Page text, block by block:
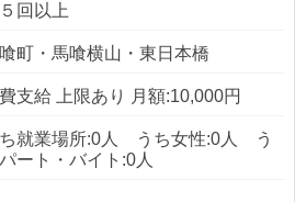
回以上
町・馬喰横山・東日本橋
支給 上限あり 月額:10,000円
ち就業場所:0人 うち女性:0人 う
ート・バイト:0人